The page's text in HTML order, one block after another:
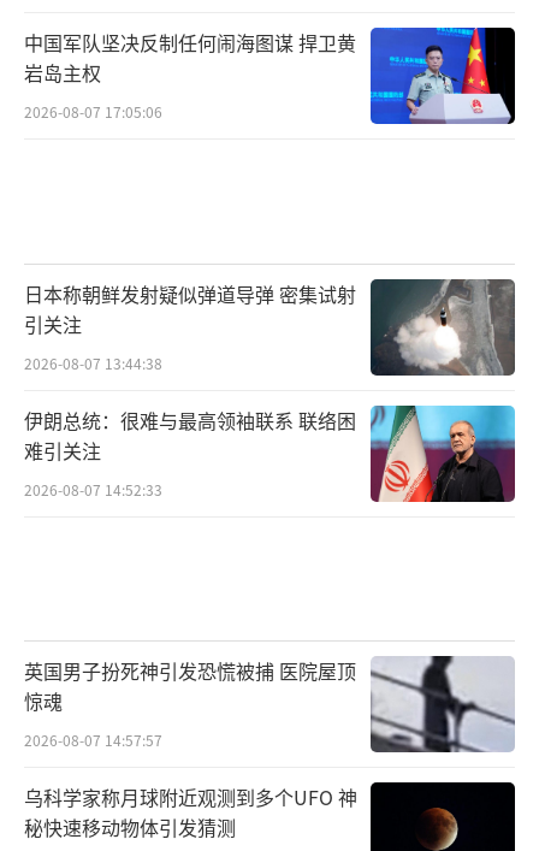
中国军队坚决反制任何闹海图谋 捍卫黄
岩岛主权
2026-08-07 17:05:06
日本称朝鲜发射疑似弹道导弹 密集试射
引关注
2026-08-07 13:44:38
伊朗总统：很难与最高领袖联系 联络困
难引关注
2026-08-07 14:52:33
英国男子扮死神引发恐慌被捕 医院屋顶
惊魂
2026-08-07 14:57:57
乌科学家称月球附近观测到多个UFO 神
秘快速移动物体引发猜测